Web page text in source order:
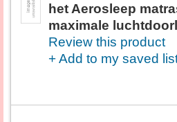
het Aerosleep
maximale
Review this product
+ Add to my saved